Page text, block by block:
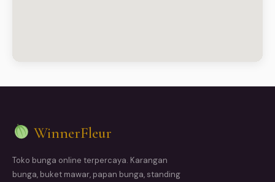
WinnerFleur
Toko bunga online terpercaya. Karangan
bunga, buket mawar, papan bunga, standing